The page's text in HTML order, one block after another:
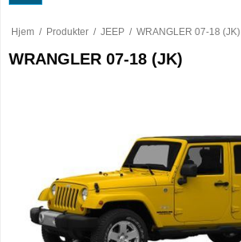
Hjem / Produkter / JEEP / WRANGLER 07-18 (JK)
WRANGLER 07-18 (JK)